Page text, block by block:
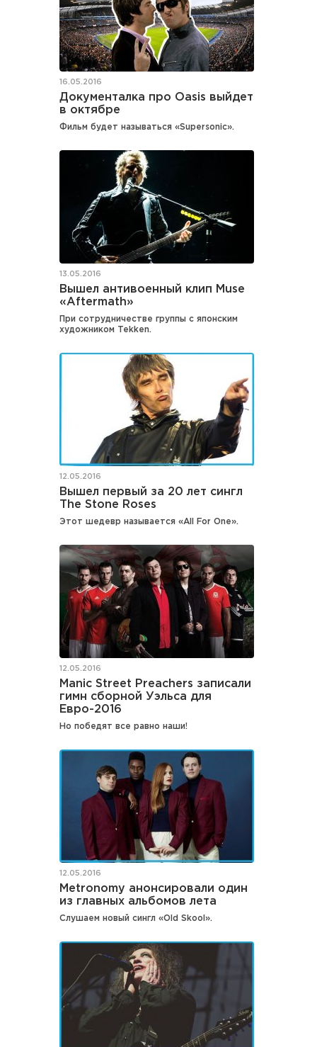
16.05.2016
Документалка про Oasis выйдет
в октябре
Фильм будет называться «Supersonic».
13.05.2016
Вышел антивоенный клип Muse
«Aftermath»
При сотрудничестве группы с японским
художником Tekken.
12.05.2016
Вышел первый за 20 лет сингл
The Stone Roses
Этот шедевр называется «All For One».
12.05.2016
Manic Street Preachers записали
гимн сборной Уэльса для
Евро-2016
Но победят все равно наши!
12.05.2016
Metronomy анонсировали один
из главных альбомов лета
Слушаем новый сингл «Old Skool».